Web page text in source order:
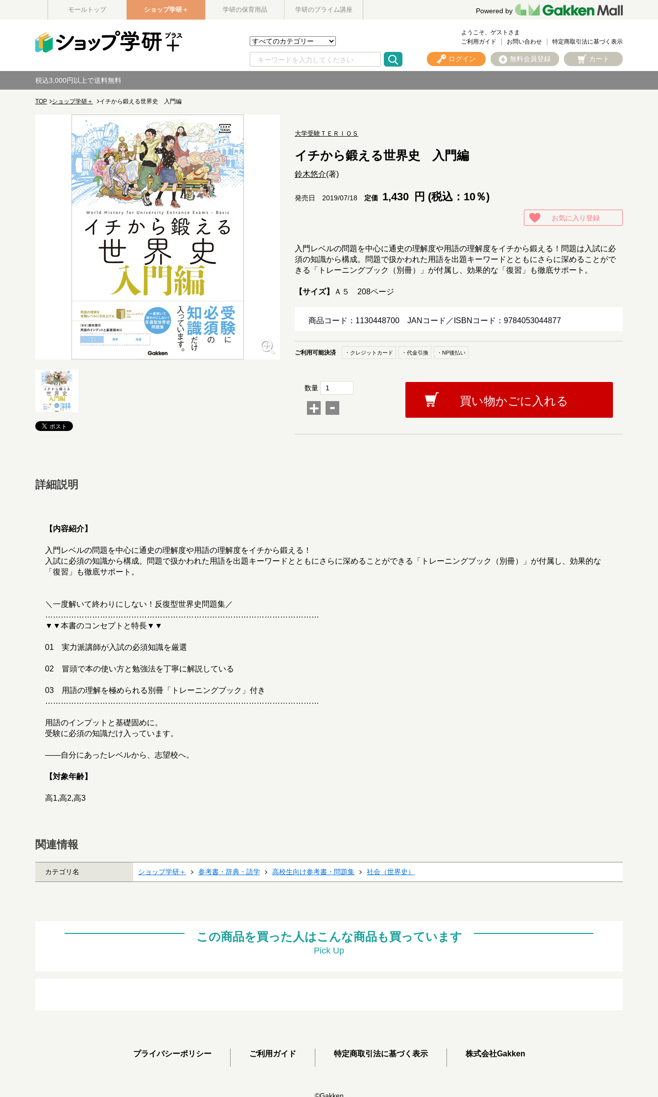
モールトップ ショップ学研＋ 学研の保育用品 学研のプライム講座 Powered by
ようこそ、ゲストさま
ご利用ガイド
お問い合わせ 特定商取引法に基づく表示
ログイン 無料会員登録 カート
税込3,000円以上で送料無料
TOP ショップ学研＋ イチから鍛える世界史 入門編
大学受験ＴＥＲＩＯＳ
イチから鍛える世界史 入門編
鈴木悠介(著)
発売日 2019/07/18 定価 1,430 円 (税込：10％)
お気に入り登録
入門レベルの問題を中心に通史の理解度や用語の理解度をイチから鍛える！問題は入試に必
須の知識から構成。問題で扱かわれた用語を出題キーワードとともにさらに深めることがで
きる「トレーニングブック（別冊）」が付属し、効果的な「復習」も徹底サポート。
【サイズ】 Ａ５ 208ページ
商品コード：1130448700 JANコード／ISBNコード：9784053044877
ご利用可能決済 ・クレジットカード ・代金引換 ・NP後払い
数量
+ - 買い物かごに入れる
詳細説明
【内容紹介】
入門レベルの問題を中心に通史の理解度や用語の理解度をイチから鍛える！
入試に必須の知識から構成。問題で扱かわれた用語を出題キーワードとともにさらに深めることができる「トレーニングブック（別冊）」が付属し、効果的な
「復習」も徹底サポート。
＼一度解いて終わりにしない！反復型世界史問題集／
……………………………………………………………………………………………
▼▼本書のコンセプトと特長▼▼
01 実力派講師が入試の必須知識を厳選
02 冒頭で本の使い方と勉強法を丁寧に解説している
03 用語の理解を極められる別冊「トレーニングブック」付き
……………………………………………………………………………………………
用語のインプットと基礎固めに。
受験に必須の知識だけ入っています。
――自分にあったレベルから、志望校へ。
【対象年齢】
高1,高2,高3
関連情報
カテゴリ名 ショップ学研＋ 参考書・辞典・語学 高校生向け参考書・問題集 社会（世界史）
この商品を買った人はこんな商品も買っています
Pick Up
プライバシーポリシー ご利用ガイド 特定商取引法に基づく表示 株式会社Gakken